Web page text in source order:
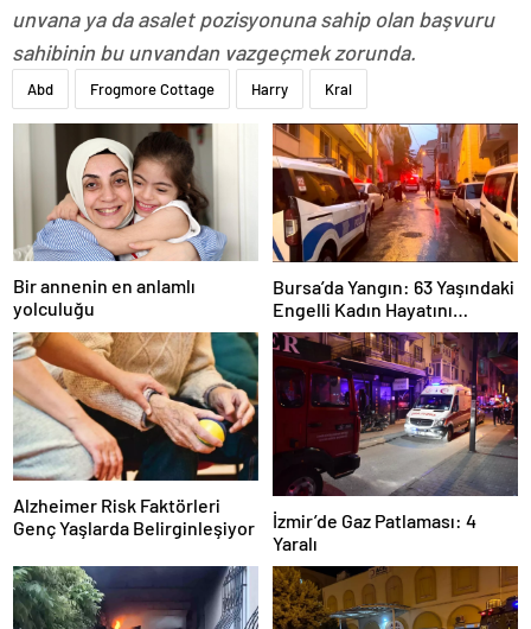
unvana ya da asalet pozisyonuna sahip olan başvuru
sahibinin bu unvandan vazgeçmek zorunda.
Abd Frogmore Cottage Harry Kral
Bir annenin en anlamlı
yolculuğu
Bursa’da Yangın: 63 Yaşındaki
Engelli Kadın Hayatını
Kaybetti
Alzheimer Risk Faktörleri
Genç Yaşlarda Belirginleşiyor
İzmir’de Gaz Patlaması: 4
Yaralı